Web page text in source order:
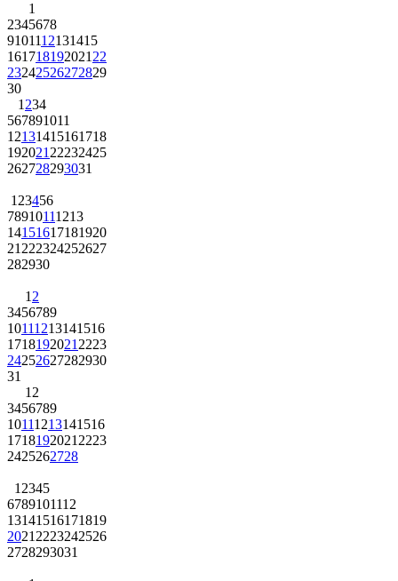
1
2345678
9101112131415
161718192021 22
23242526272829
30
1 234
567891011
12131415161718
192021 22232425
262728293031
1 23456
78910111213
14151617181920
21 222324252627
282930
1 2
3456789
10111213141516
1718192021 2223
24252627282930
31
1 2
3456789
10111213141516
1718192021 2223
2425262728
1 2345
6789101112
13141516171819
2021 2223242526
2728293031